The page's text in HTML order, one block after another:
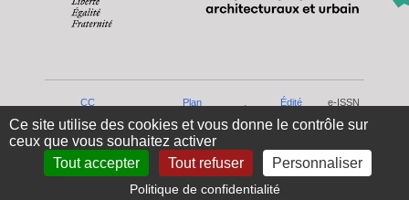
© 2025-
2026
CC
By
Mentions
légales
Plan
site
Accès
réservé
Édité
Lodel
e-ISSN
: 3100-
0797
Ce site utilise des cookies et vous donne le contrôle sur
ceux que vous souhaitez activer
Tout accepter
Tout refuser Personnaliser
Politique de confidentialité